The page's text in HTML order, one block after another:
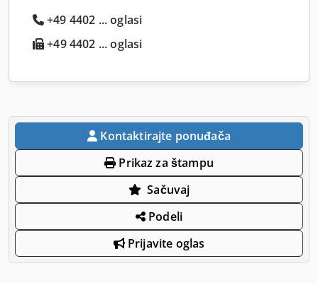
+49 4402 ... oglasi
+49 4402 ... oglasi
Kontaktirajte ponuđača
Prikaz za štampu
Sačuvaj
Podeli
Prijavite oglas